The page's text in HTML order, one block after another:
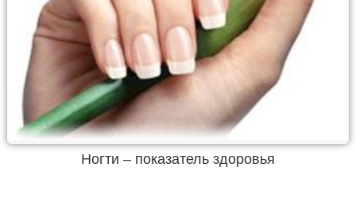
Ногти – показатель здоровья